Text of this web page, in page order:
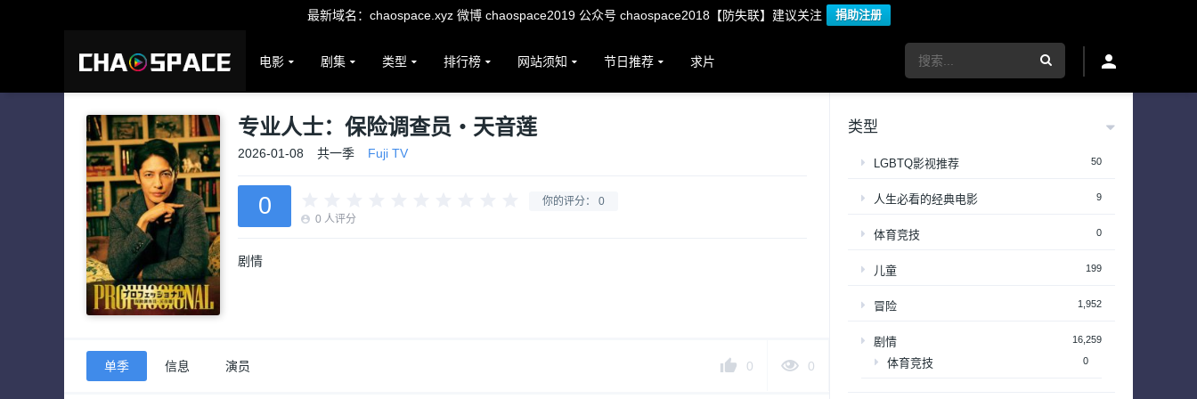
最新域名：chaospace.xyz 微博 chaospace2019 公众号 chaospace2018【防失联】建议关注 捐助注册
电影 剧集 类型 排行榜 网站须知 节日推荐 求片
专业人士：保险调查员・天音莲
2026-01-08 共一季 Fuji TV
你的评分： 0
0 0 人评分
剧情
0 0
单季 信息 演员
类型
LGBTQ影视推荐 50
人生必看的经典电影 9
体育竞技 0
儿童 199
冒险 1,952
剧情 16,259
体育竞技 0